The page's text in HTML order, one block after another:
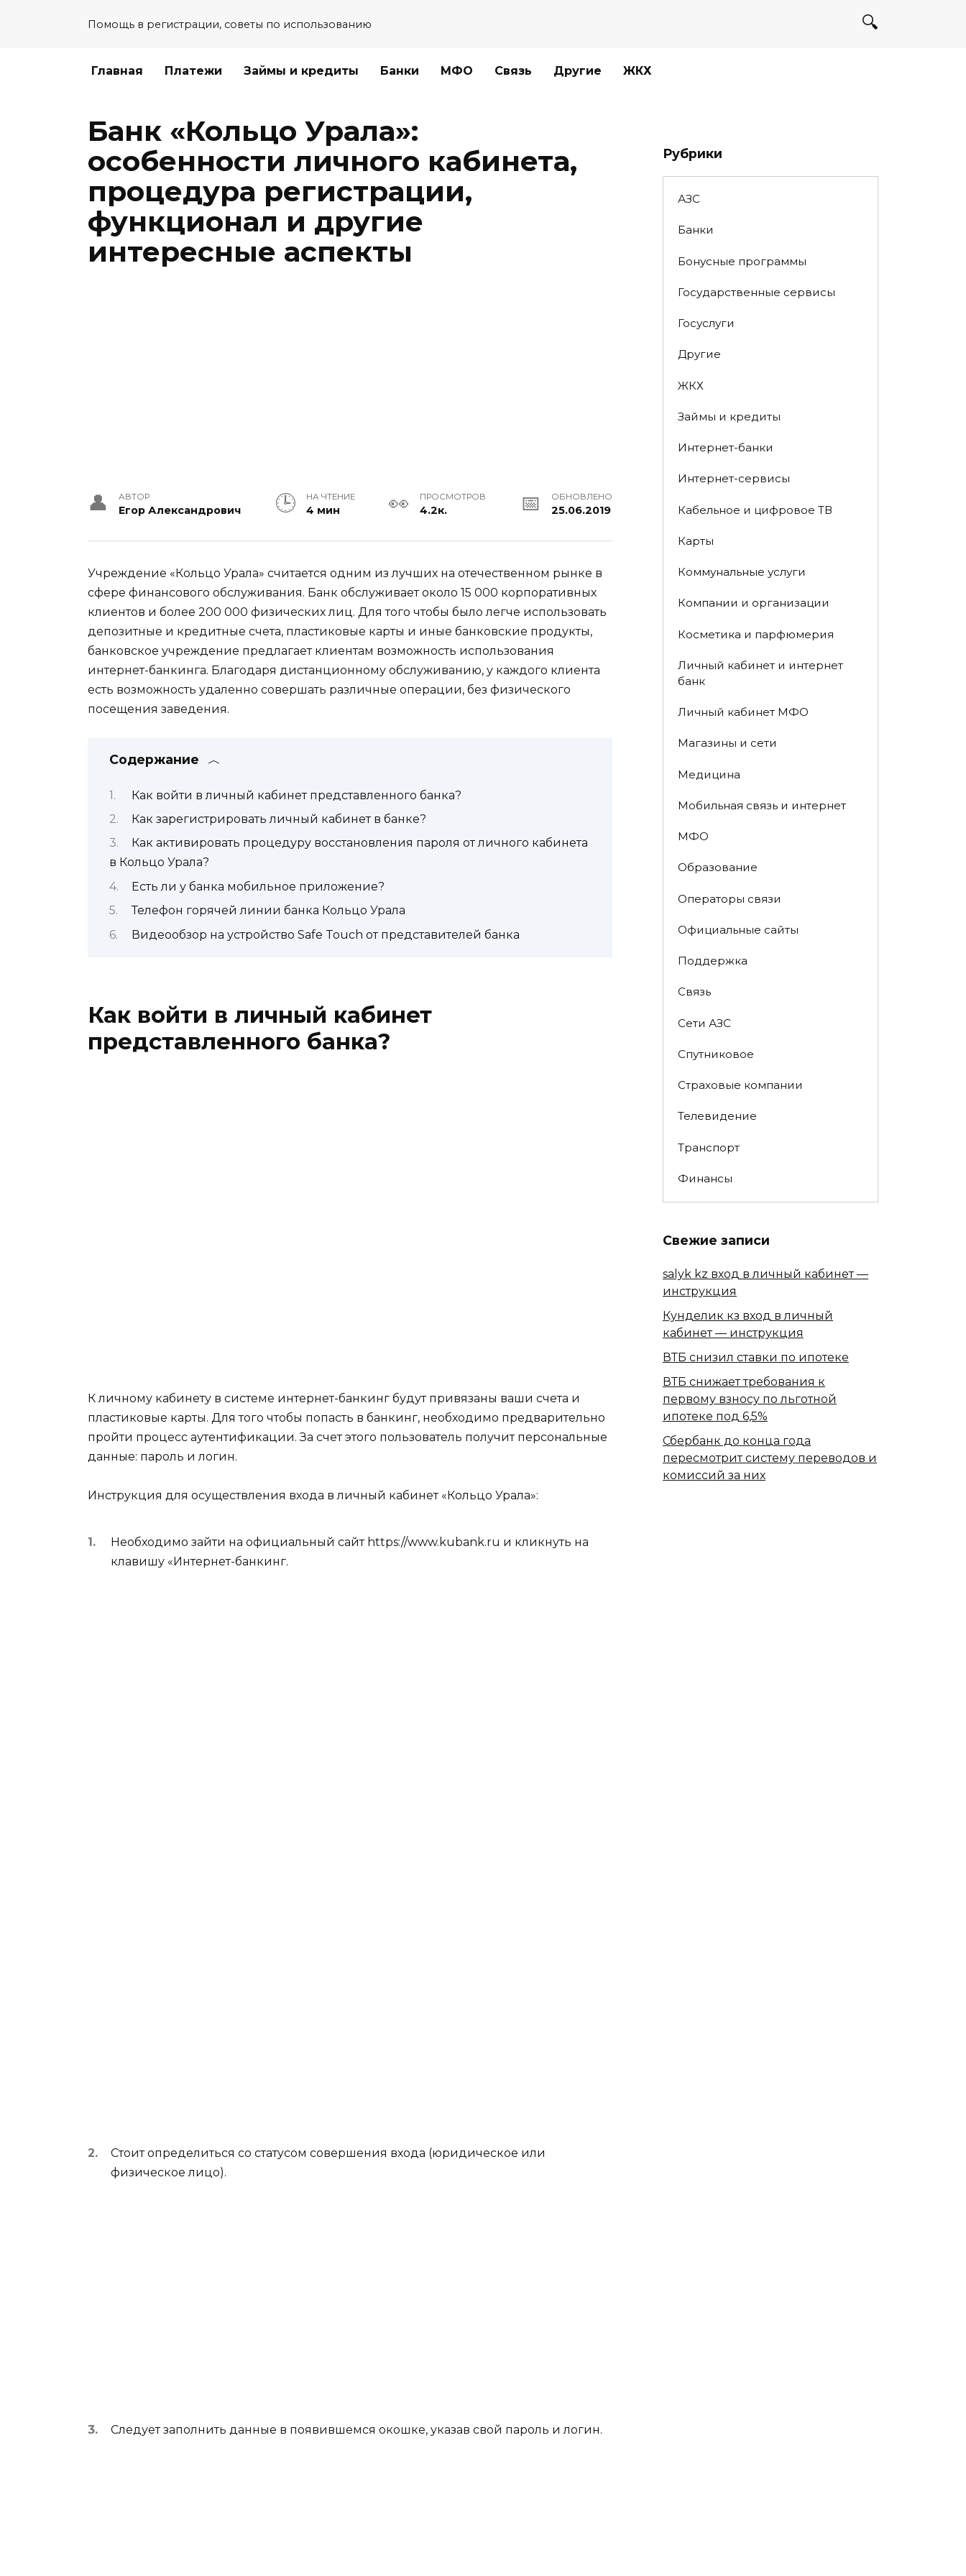
Помощь в регистрации, советы по использованию
Главная Платежи Займы и кредиты Банки МФО Связь Другие ЖКХ
Банк «Кольцо Урала»:
особенности личного кабинета,
процедура регистрации,
функционал и другие
интересные аспекты
АВТОР
Егор Александрович
НА ЧТЕНИЕ
4 мин
ПРОСМОТРОВ
4.2к.
ОБНОВЛЕНО
25.06.2019
Учреждение «Кольцо Урала» считается одним из лучших на отечественном рынке в
сфере финансового обслуживания. Банк обслуживает около 15 000 корпоративных
клиентов и более 200 000 физических лиц. Для того чтобы было легче использовать
депозитные и кредитные счета, пластиковые карты и иные банковские продукты,
банковское учреждение предлагает клиентам возможность использования
интернет-банкинга. Благодаря дистанционному обслуживанию, у каждого клиента
есть возможность удаленно совершать различные операции, без физического
посещения заведения.
Содержание
Как войти в личный кабинет представленного банка?
Как зарегистрировать личный кабинет в банке?
Как активировать процедуру восстановления пароля от личного кабинета
в Кольцо Урала?
Есть ли у банка мобильное приложение?
Телефон горячей линии банка Кольцо Урала
Видеообзор на устройство Safe Touch от представителей банка
Как войти в личный кабинет
представленного банка?
К личному кабинету в системе интернет-банкинг будут привязаны ваши счета и
пластиковые карты. Для того чтобы попасть в банкинг, необходимо предварительно
пройти процесс аутентификации. За счет этого пользователь получит персональные
данные: пароль и логин.
Инструкция для осуществления входа в личный кабинет «Кольцо Урала»:
Необходимо зайти на официальный сайт https://www.kubank.ru и кликнуть на
клавишу «Интернет-банкинг.
Стоит определиться со статусом совершения входа (юридическое или
физическое лицо).
Следует заполнить данные в появившемся окошке, указав свой пароль и логин.
Рубрики
АЗС
Банки
Бонусные программы
Государственные сервисы
Госуслуги
Другие
ЖКХ
Займы и кредиты
Интернет-банки
Интернет-сервисы
Кабельное и цифровое ТВ
Карты
Коммунальные услуги
Компании и организации
Косметика и парфюмерия
Личный кабинет и интернет
банк
Личный кабинет МФО
Магазины и сети
Медицина
Мобильная связь и интернет
МФО
Образование
Операторы связи
Официальные сайты
Поддержка
Связь
Сети АЗС
Спутниковое
Страховые компании
Телевидение
Транспорт
Финансы
Свежие записи
salyk kz вход в личный кабинет —
инструкция
Кунделик кз вход в личный
кабинет — инструкция
ВТБ снизил ставки по ипотеке
ВТБ снижает требования к
первому взносу по льготной
ипотеке под 6,5%
Сбербанк​ до конца года
пересмотрит систему переводов и
комиссий за них